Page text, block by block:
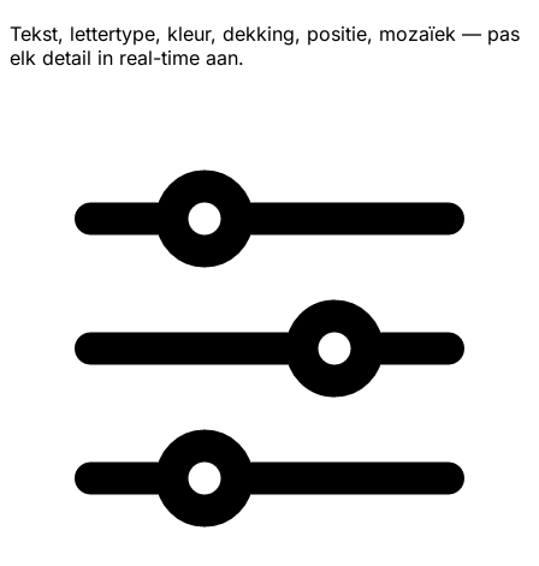
Tekst, lettertype, kleur, dekking, positie, mozaïek — pas
elk detail in real-time aan.